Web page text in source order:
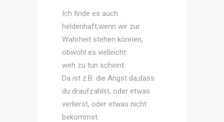
Ich finde es auch
heldenhaft,wenn wir zur
Wahrheit stehen können,
obwohl es vielleicht
weh zu tun scheint.
Da ist z.B. die Angst da,dass
du draufzahlst, oder etwas
verlierst, oder etwas nicht
bekommst.